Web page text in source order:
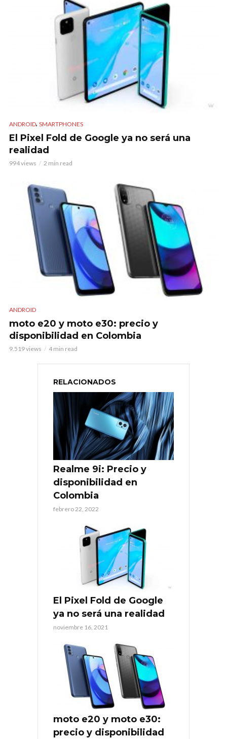
ANDROID, SMARTPHONES
El Pixel Fold de Google ya no será una
realidad
994 views 2 min read
ANDROID
moto e20 y moto e30: precio y
disponibilidad en Colombia
9.519 views 4 min read
RELACIONADOS
Realme 9i: Precio y
disponibilidad en
Colombia
febrero 22, 2022
El Pixel Fold de Google
ya no será una realidad
noviembre 16, 2021
moto e20 y moto e30:
precio y disponibilidad